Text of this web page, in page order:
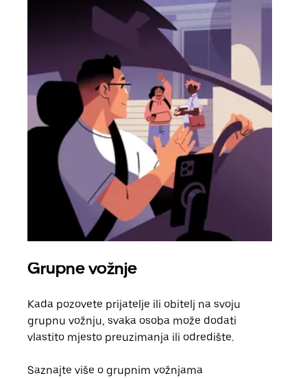
Grupne vožnje
Kada pozovete prijatelje ili obitelj na svoju
grupnu vožnju, svaka osoba može dodati
vlastito mjesto preuzimanja ili odredište.
Saznajte više o grupnim vožnjama